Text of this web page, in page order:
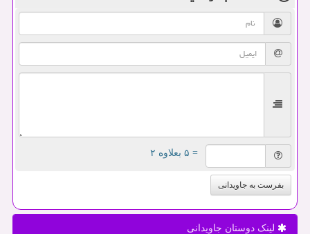
= ۵ بعلاوه ۲
بفرست به جاویدانی
لینک دوستان جاویدانی